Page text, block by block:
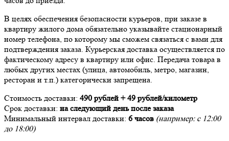
В целях обеспечения безопасности курьеров, при заказе в
квартиру жилого дома обязательно указывайте стационарный
номер телефона, по которому мы сможем связаться с вами для
подтверждения заказа. Курьерская доставка осуществляется по
фактическому адресу в квартиру или офис. Передача товара в
любых других местах (улица, автомобиль, метро, магазин,
ресторан и т.п.) категорически запрещена.
Стоимость доставки: 490 рублей + 49 рублей/километр
Срок доставки: на следующий день после заказа
Минимальный интервал доставки: 6 часов (например: с 12:00
до 18:00)